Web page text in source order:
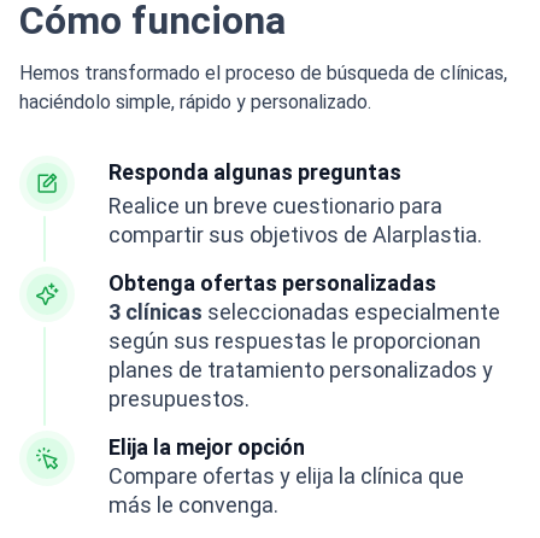
Cómo funciona
Hemos transformado el proceso de búsqueda de clínicas,
haciéndolo simple, rápido y personalizado.
Responda algunas preguntas
Realice un breve cuestionario para
compartir sus objetivos de Alarplastia.
Obtenga ofertas personalizadas
3 clínicas seleccionadas especialmente
según sus respuestas le proporcionan
planes de tratamiento personalizados y
presupuestos.
Elija la mejor opción
Compare ofertas y elija la clínica que
más le convenga.